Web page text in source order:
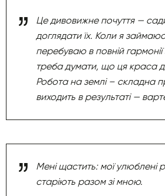
Це дивовижне почуття —
доглядати їх. Коли я
перебуваю в повній
треба думати, що ця краса
Робота на землі – складна
виходить в результаті —
Мені щастить: мої улюблені
старіють разом зі мною.